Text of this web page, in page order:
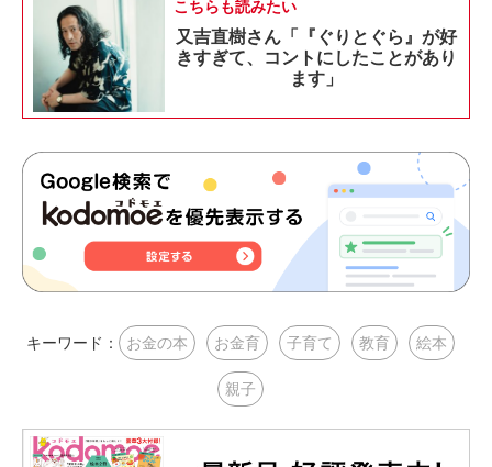
こちらも読みたい
又吉直樹さん「『ぐりとぐら』が好
きすぎて、コントにしたことがあり
ます」
キーワード： お金の本 お金育 子育て 教育 絵本
親子